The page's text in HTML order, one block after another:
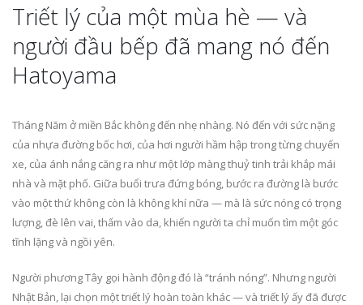
Triết lý của một mùa hè — và
người đầu bếp đã mang nó đến
Hatoyama
Tháng Năm ở miền Bắc không đến nhẹ nhàng. Nó đến với sức nặng
của nhựa đường bốc hơi, của hơi người hầm hập trong từng chuyến
xe, của ánh nắng căng ra như một lớp màng thuỷ tinh trải khắp mái
nhà và mặt phố. Giữa buổi trưa đứng bóng, bước ra đường là bước
vào một thứ không còn là không khí nữa — mà là sức nóng có trọng
lượng, đè lên vai, thấm vào da, khiến người ta chỉ muốn tìm một góc
tĩnh lặng và ngồi yên.
Người phương Tây gọi hành động đó là “tránh nóng”. Nhưng người
Nhật Bản, lại chọn một triết lý hoàn toàn khác — và triết lý ấy đã được